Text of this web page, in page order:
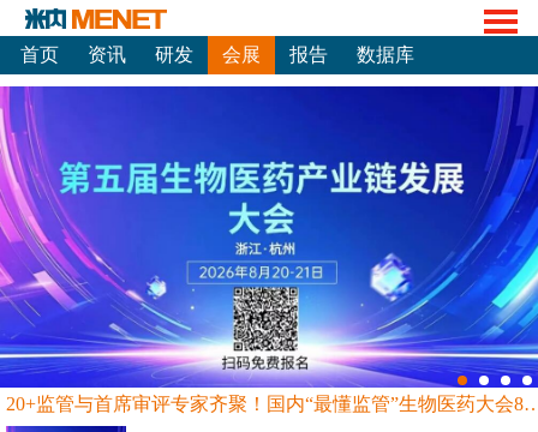
首页 资讯 研发 会展 报告 数据库
20+监管与首席审评专家齐聚！国内“最